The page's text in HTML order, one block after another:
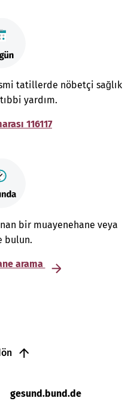
tatillerde nöbetçi sağlık
yardım.
116117
bir muayenehane veya
bulun.
arama
gesund.bund.de